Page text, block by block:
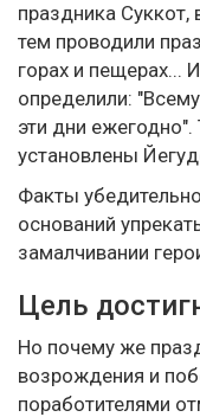
праздника Суккот,
тем проводили
горах и
определили:
эти дни
установлены
Факты
оснований
замалчивании
Цель
Но почему же
возрождения и
поработителями